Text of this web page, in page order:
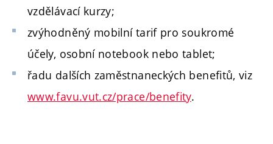
vzdělávací kurzy;
zvýhodněný mobilní tarif pro soukromé
účely, osobní notebook nebo tablet;
řadu dalších zaměstnaneckých benefitů, viz
www.favu.vut.cz/prace/benefity.